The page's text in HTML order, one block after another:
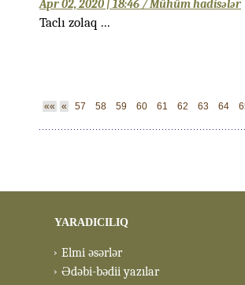
Apr 02, 2020 | 18:46 / Mühüm hadisələr
Taclı zolaq ...
«« « 57 58 59 60 61 62 63 64
YARADICILIQ
Elmi əsərlər
Ədəbi-bədii yazılar